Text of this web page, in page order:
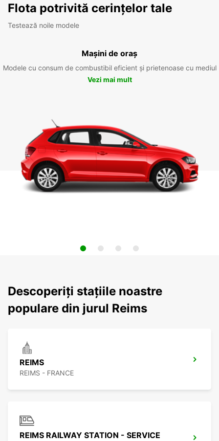
Flota potrivită cerințelor tale
Testează noile modele
Mașini de oraș
Modele cu consum de combustibil eficient și prietenoase cu mediul
Vezi mai mult
Descoperiți stațiile noastre
populare din jurul Reims
REIMS
REIMS - FRANCE
REIMS RAILWAY STATION - SERVICE